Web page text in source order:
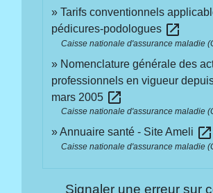
Tarifs conventionnels
pédicures-podologues open_in_new
Caisse nationale d'assurance maladie
Nomenclature générale des
professionnels en vigueur
mars 2005 open_in_new
Caisse nationale d'assurance maladie
Annuaire santé - Site Ameli open_in_new
Caisse nationale d'assurance maladie
Signaler une erreur sur